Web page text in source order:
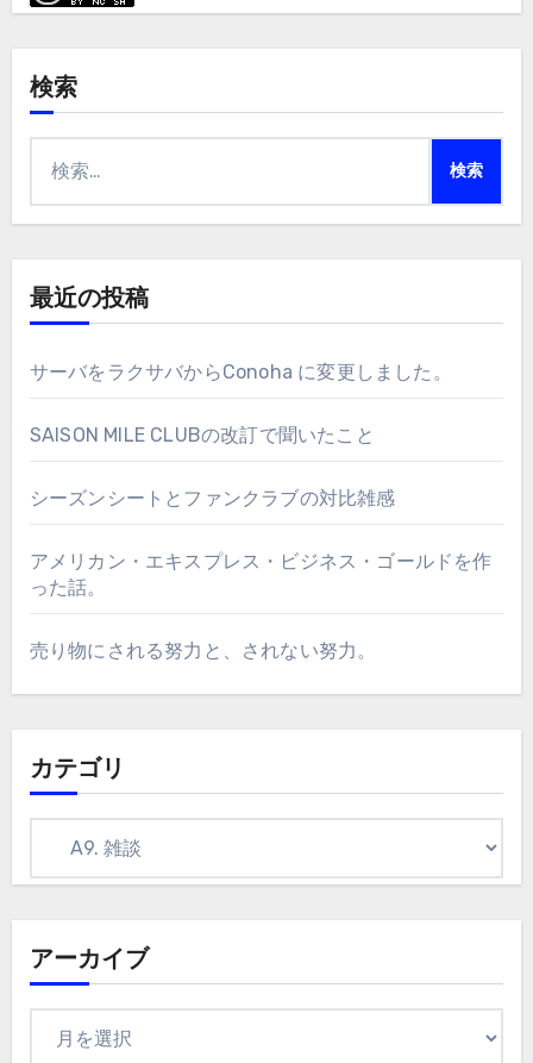
ジ
送
り
検索
最近の投稿
サーバをラクサバからConoha に変更しました。
SAISON MILE CLUBの改訂で聞いたこと
シーズンシートとファンクラブの対比雑感
アメリカン・エキスプレス・ビジネス・ゴールドを作
った話。
売り物にされる努力と、されない努力。
カテゴリ
アーカイブ